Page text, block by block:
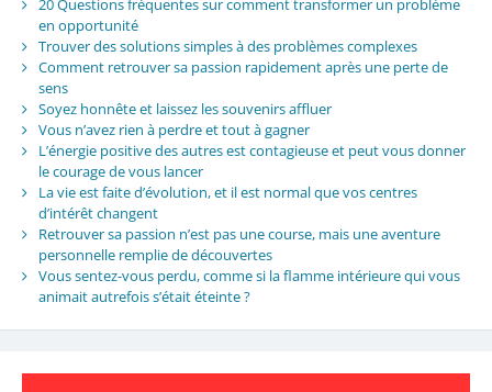
20 Questions fréquentes sur comment transformer un problème
en opportunité
Trouver des solutions simples à des problèmes complexes
Comment retrouver sa passion rapidement après une perte de
sens
Soyez honnête et laissez les souvenirs affluer
Vous n’avez rien à perdre et tout à gagner
L’énergie positive des autres est contagieuse et peut vous donner
le courage de vous lancer
La vie est faite d’évolution, et il est normal que vos centres
d’intérêt changent
Retrouver sa passion n’est pas une course, mais une aventure
personnelle remplie de découvertes
Vous sentez-vous perdu, comme si la flamme intérieure qui vous
animait autrefois s’était éteinte ?